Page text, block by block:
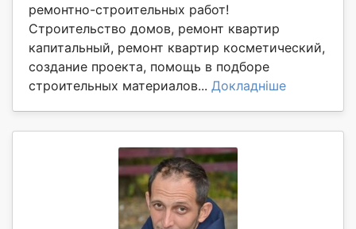
ремонтно-строительных работ!
Строительство домов, ремонт квартир
капитальный, ремонт квартир косметический,
создание проекта, помощь в подборе
строительных материалов... Докладніше